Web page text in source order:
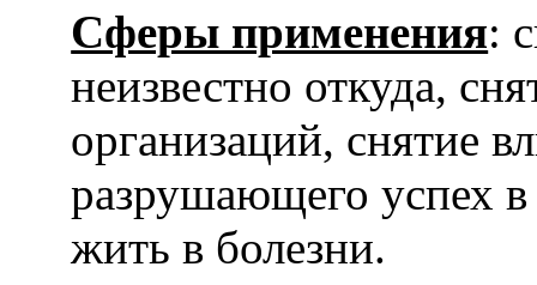
Сферы применения:
неизвестно откуда,
организаций, снятие
разрушающего успех
жить в болезни.